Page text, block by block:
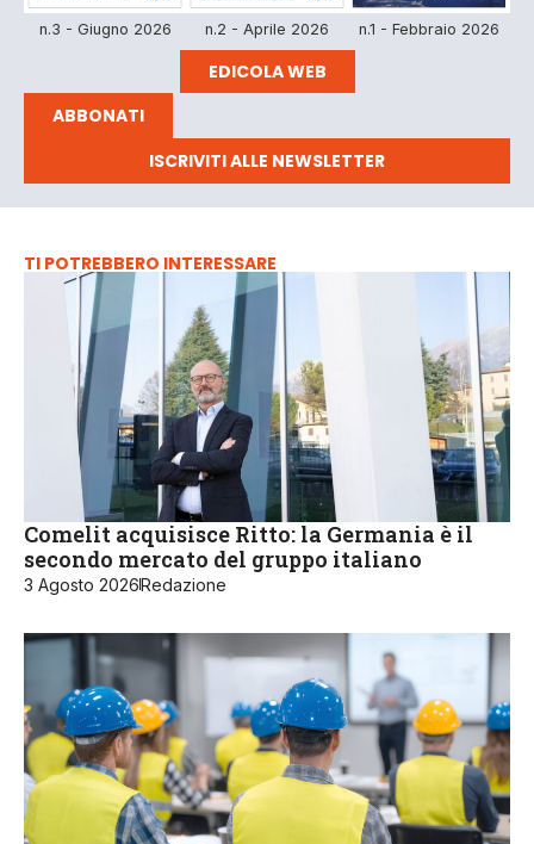
n.3 - Giugno 2026 n.2 - Aprile 2026 n.1 - Febbraio 2026
EDICOLA WEB
ABBONATI
ISCRIVITI ALLE NEWSLETTER
TI POTREBBERO INTERESSARE
Comelit acquisisce Ritto: la Germania è il
secondo mercato del gruppo italiano
3 Agosto 2026Redazione